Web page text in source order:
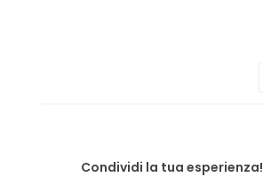
Condividi la tua esperienza!